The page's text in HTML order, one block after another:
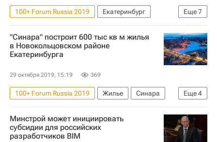
Еще7
100+ Forum Russia 2019
Екатеринбург
Свердловская область
Уральский федеральный университет
Синара
Земельные участки
100+ Forum Russia
Универсиада
"Синара" построит 600 тыс кв м жилья
в Новокольцовском районе
Екатеринбурга
29 октября 2019, 15:19 369
Еще4
100+ Forum Russia 2019 Жилье
Синара
Екатеринбург
Универсиада
100+ Forum Russia
Россия
Минстрой может инициировать
субсидии для российских
разработчиков BIM